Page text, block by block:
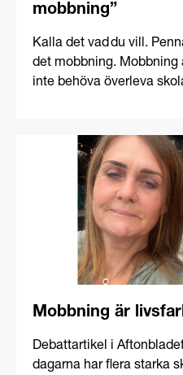
mobbning”
Kalla det vad du vill.
det mobbning.
inte behöva överleva
Mobbning är
Debattartikel i
dagarna har flera starka